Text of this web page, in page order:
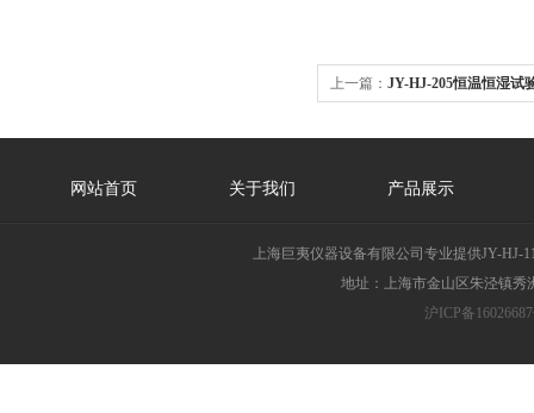
上一篇： JY-HJ-205恒温恒湿试
网站首页 关于我们 产品展示
上海巨夷仪器设备有限公司专业提供JY-
地址：上海市金山区朱泾镇秀
沪ICP备